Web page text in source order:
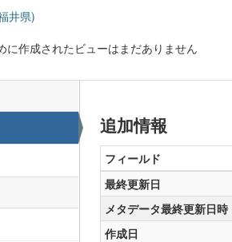
井県)
に作成されたビューはまだありません
追加情報
フィールド
最終更新日
メタデータ最終更新日時
作成日